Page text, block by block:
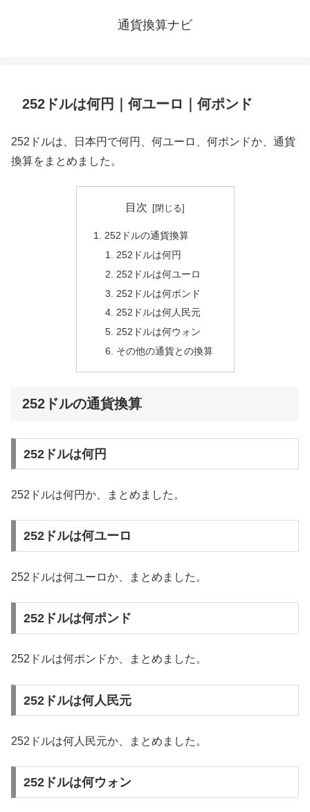
通貨換算ナビ
252ドルは何円｜何ユーロ｜何ポンド
252ドルは、日本円で何円、何ユーロ、何ポンドか、通貨
換算をまとめました。
目次
252ドルの通貨換算
252ドルは何円
252ドルは何ユーロ
252ドルは何ポンド
252ドルは何人民元
252ドルは何ウォン
その他の通貨との換算
252ドルの通貨換算
252ドルは何円
252ドルは何円か、まとめました。
252ドルは何ユーロ
252ドルは何ユーロか、まとめました。
252ドルは何ポンド
252ドルは何ポンドか、まとめました。
252ドルは何人民元
252ドルは何人民元か、まとめました。
252ドルは何ウォン